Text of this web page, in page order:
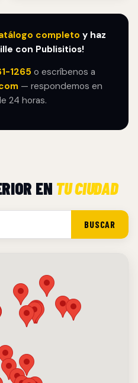
completo y haz
con Publisitios!
1265 o escríbenos a
— respondemos en
24 horas.
EN TU CIUDAD
BUSCAR